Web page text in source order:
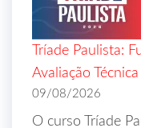
Tríade Paulista:
Avaliação Técnica
09/08/2026
O curso Tríade